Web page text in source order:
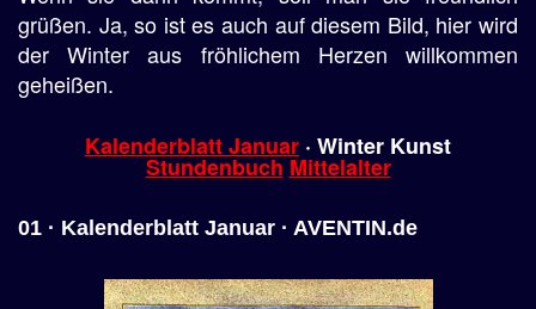
grüßen. Ja, so ist es auch auf diesem Bild, hier wird
der Winter aus fröhlichem Herzen willkommen
geheißen.
Kalenderblatt Januar · Winter Kunst
StundenbuchMittelalter
01 · Kalenderblatt Januar · AVENTIN.de